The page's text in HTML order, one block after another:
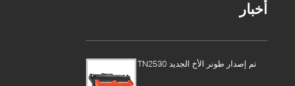
أخبار
تم إصدار طونر الأخ الجديد TN2530